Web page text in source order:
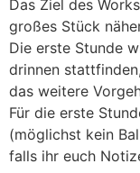
Das Ziel des
großes Stück
Die erste Stunde
drinnen
das weitere
Für die erste
(möglichst kein
falls ihr euch